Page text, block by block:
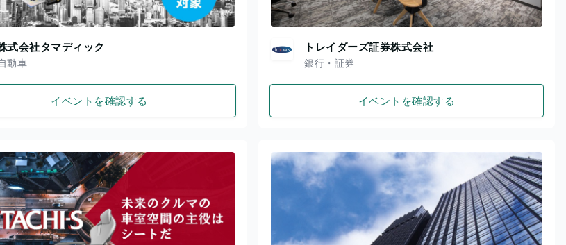
式会社タマディック
動車
イベントを確認する
トレイダーズ証券株式会社
銀行・証券
イベントを確認する